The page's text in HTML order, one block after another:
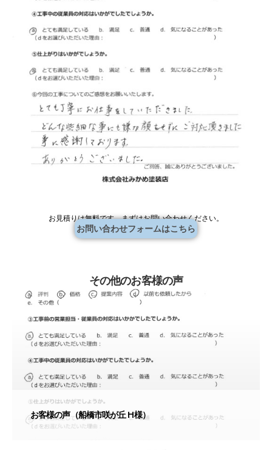
お見積りは無料です。まずはお問い合わせください。
お問い合わせフォームはこちら
その他のお客様の声
お客様の声（船橋市咲が丘 H様）